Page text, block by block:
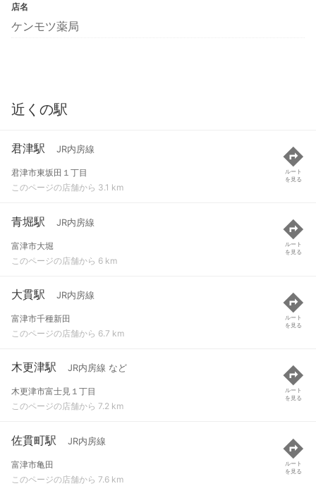
店名
ケンモツ薬局
近くの駅
君津駅 JR内房線
君津市東坂田１丁目
このページの店舗から 3.1 km
ルート
を見る
青堀駅 JR内房線
富津市大堀
このページの店舗から 6 km
ルート
を見る
大貫駅 JR内房線
富津市千種新田
このページの店舗から 6.7 km
ルート
を見る
木更津駅 JR内房線 など
木更津市富士見１丁目
このページの店舗から 7.2 km
ルート
を見る
佐貫町駅 JR内房線
富津市亀田
このページの店舗から 7.6 km
ルート
を見る